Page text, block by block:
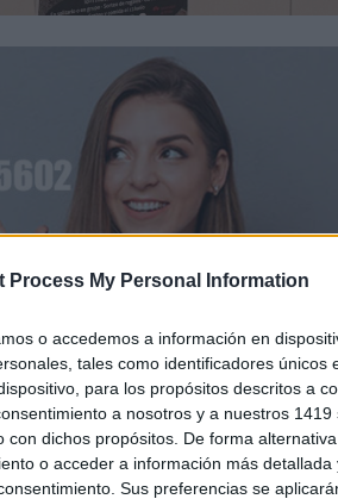
Process My Personal Information
o accedemos a información en
tales como identificadores únicos
para los propósitos descritos a
a nosotros y a nuestros 1419
dichos propósitos. De forma
o acceder a información más detallada
Sus preferencias se
Rider y la IV Dinorider360, las
año en la provincia, al
el territorio.